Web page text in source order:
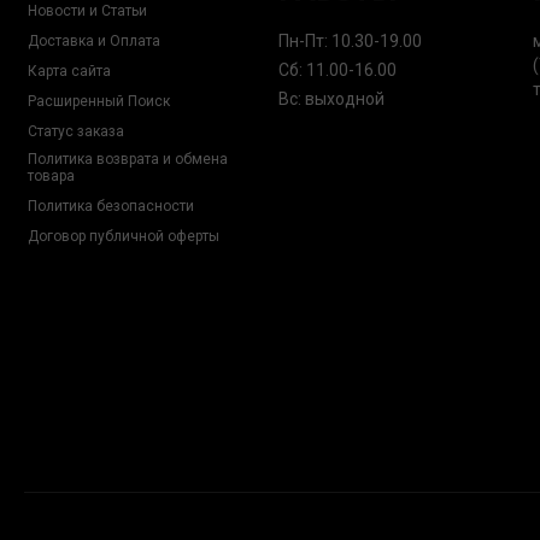
Новости и Статьи
Доставка и Оплата
Карта сайта
Расширенный Поиск
Статус заказа
Политика возврата и обмена
товара
Политика безопасности
Договор публичной оферты
Пн-Пт: 10.30-19.00
Сб: 11.00-16.00
Вс: выходной